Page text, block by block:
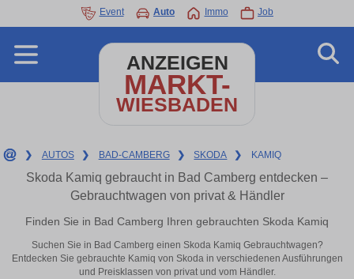
Event Auto Immo Job
ANZEIGEN
MARKT-
WIESBADEN
❯ AUTOS ❯ BAD-CAMBERG ❯ SKODA ❯ KAMIQ
Skoda Kamiq gebraucht in Bad Camberg entdecken –
Gebrauchtwagen von privat & Händler
Finden Sie in Bad Camberg Ihren gebrauchten Skoda Kamiq
Suchen Sie in Bad Camberg einen Skoda Kamiq Gebrauchtwagen?
Entdecken Sie gebrauchte Kamiq von Skoda in verschiedenen Ausführungen
und Preisklassen von privat und vom Händler.